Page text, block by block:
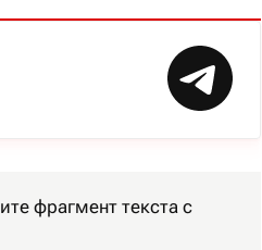
фрагмент текста с